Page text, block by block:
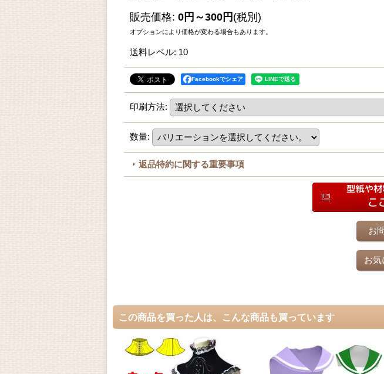
販売価格: 0円～300円(税別)
オプションにより価格が変わる場合もあります。
送料レベル: 10
Facebookでシェア
印刷方法:
数量:
返品特約に関する重要事項
お
お気
この商品を買った人は、こんな商品も買っています